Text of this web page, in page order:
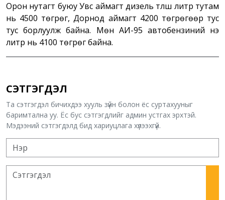
Орон нутагт буюу Увс аймагт дизель түлш литр тутам
нь 4500 төгрөг, Дорнод аймагт 4200 төгрөгөөр тус
тус борлуулж байна. Мөн АИ-95 автобензиний үнэ
литр нь 4100 төгрөг байна.
СЭТГЭГДЭЛ
Та сэтгэгдэл бичихдээ хууль зүйн болон ёс суртахууныг
баримтална уу. Ёс бус сэтгэгдлийг админ устгах эрхтэй.
Мэдээний сэтгэгдэлд бид хариуцлага хүлээхгүй.